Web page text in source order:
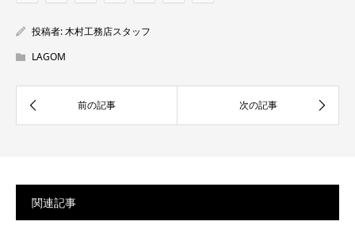
投稿者:木村工務店スタッフ
LAGOM
関連記事